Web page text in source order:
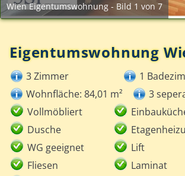
Wien Eigentumswohnung - Bild 1 von 7
Eigentumswohnung
3 Zimmer
1
Wohnfläche: 84,01 m²
3
Vollmöbliert
Dusche
WG geeignet
Lift
Fliesen
Laminat